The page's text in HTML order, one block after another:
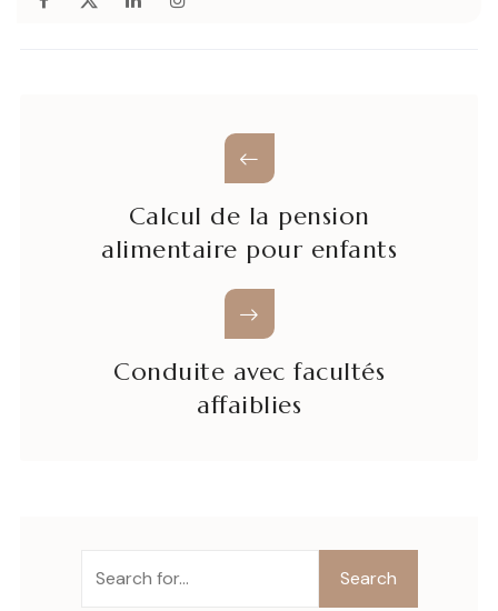
Calcul de la pension
alimentaire pour enfants
Conduite avec facultés
affaiblies
Search